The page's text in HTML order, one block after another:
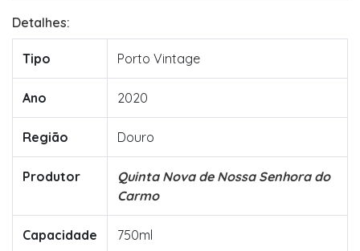
Detalhes:
Tipo Porto Vintage
Ano 2020
Região Douro
Produtor
Quinta Nova de Nossa Senhora do
Carmo
Capacidade 750ml